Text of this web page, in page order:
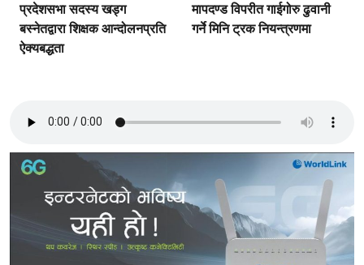
प्रदेशसभा सदस्य खड्ग
बस्नेतद्वारा शिक्षक आन्दोलनप्रति
ऐक्यबद्धता
मापदण्ड विपरीत गाईगोरु ढुवानी
गर्ने मिनि ट्रक नियन्त्रणमा